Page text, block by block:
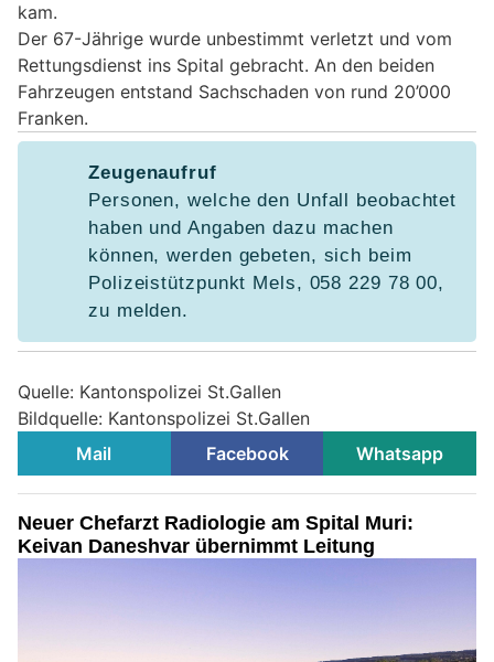
kam.
Der 67-Jährige wurde unbestimmt verletzt und vom
Rettungsdienst ins Spital gebracht. An den beiden
Fahrzeugen entstand Sachschaden von rund 20’000
Franken.
Zeugenaufruf
Personen, welche den Unfall beobachtet
haben und Angaben dazu machen
können, werden gebeten, sich beim
Polizeistützpunkt Mels, 058 229 78 00,
zu melden.
Quelle: Kantonspolizei St.Gallen
Bildquelle: Kantonspolizei St.Gallen
Mail
Facebook Whatsapp
Neuer Chefarzt Radiologie am Spital Muri:
Keivan Daneshvar übernimmt Leitung